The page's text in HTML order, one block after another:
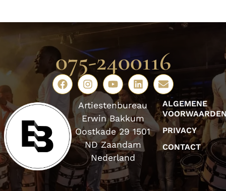
075-2400116
Artiestenbureau
Erwin Bakkum
Oostkade 29 1501
ND Zaandam
Nederland
ALGEMENE
PRIVACY
CONTACT